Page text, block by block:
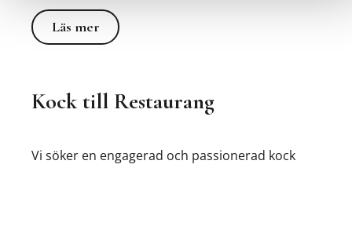
Läs mer
Läs mer
Kock till Restaurang
Vi söker en engagerad och passionerad kock